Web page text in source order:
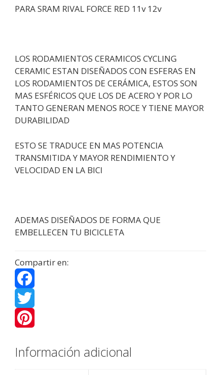
PARA SRAM RIVAL FORCE RED 11v 12v
LOS RODAMIENTOS CERAMICOS CYCLING
CERAMIC ESTAN DISEÑADOS CON ESFERAS EN
LOS RODAMIENTOS DE CERÁMICA, ESTOS SON
MAS ESFÉRICOS QUE LOS DE ACERO Y POR LO
TANTO GENERAN MENOS ROCE Y TIENE MAYOR
DURABILIDAD
ESTO SE TRADUCE EN MAS POTENCIA
TRANSMITIDA Y MAYOR RENDIMIENTO Y
VELOCIDAD EN LA BICI
ADEMAS DISEÑADOS DE FORMA QUE
EMBELLECEN TU BICICLETA
Compartir en:
F
a
e
T
iiInformación adicional